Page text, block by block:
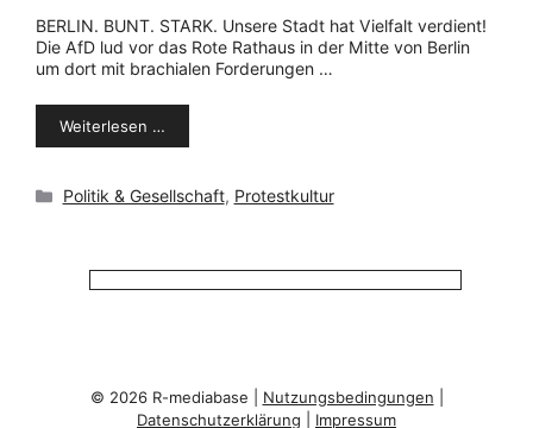
BERLIN. BUNT. STARK. Unsere Stadt hat Vielfalt verdient!
Die AfD lud vor das Rote Rathaus in der Mitte von Berlin
um dort mit brachialen Forderungen …
Weiterlesen …
Kategorien
Politik & Gesellschaft, Protestkultur
© 2026 R-mediabase | Nutzungsbedingungen
Datenschutzerklärung
Impressum